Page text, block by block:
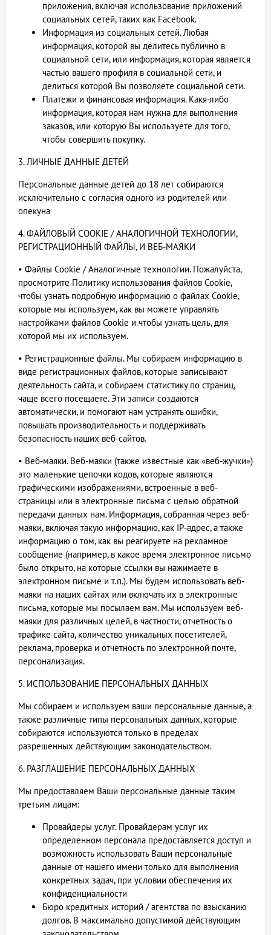
приложения, включая использование приложений
социальных сетей, таких как Facebook.
Информация из социальных сетей. Любая
информация, которой вы делитесь публично в
социальной сети, или информация, которая является
частью вашего профиля в социальной сети, и
делиться которой Вы позволяете социальной сети.
Платежи и финансовая информация. Какя-либо
информация, которая нам нужна для выполнения
заказов, или которую Вы используете для того,
чтобы совершить покупку.
3. ЛИЧНЫЕ ДАННЫЕ ДЕТЕЙ
Персональные данные детей до 18 лет собираются
исключительно с согласия одного из родителей или
опекуна
4. ФАЙЛОВЫЙ COOKIE / АНАЛОГИЧНОЙ ТЕХНОЛОГИИ,
РЕГИСТРАЦИОННЫЙ ФАЙЛЫ, И ВЕБ-МАЯКИ
• Файлы Cookie / Аналогичные технологии. Пожалуйста,
просмотрите Политику использования файлов Cookie,
чтобы узнать подробную информацию о файлах Cookie,
которые мы используем, как вы можете управлять
настройками файлов Cookie и чтобы узнать цель, для
которой мы их используем.
• Регистрационные файлы. Мы собираем информацию в
виде регистрационных файлов, которые записывают
деятельность сайта, и собираем статистику по страниц,
чаще всего посещаете. Эти записи создаются
автоматически, и помогают нам устранять ошибки,
повышать производительность и поддерживать
безопасность наших веб-сайтов.
• Веб-маяки. Веб-маяки (также известные как «веб-жучки»)
это маленькие цепочки кодов, которые являются
графическими изображениями, встроенные в веб-
страницы или в электронные письма с целью обратной
передачи данных нам. Информация, собранная через веб-
маяки, включая такую информацию, как IP-адрес, а также
информацию о том, как вы реагируете на рекламное
сообщение (например, в какое время электронное письмо
было открыто, на которые ссылки вы нажимаете в
электронном письме и т.п.). Мы будем использовать веб-
маяки на наших сайтах или включать их в электронные
письма, которые мы посылаем вам. Мы используем веб-
маяки для различных целей, в частности, отчетность о
трафике сайта, количество уникальных посетителей,
реклама, проверка и отчетность по электронной почте,
персонализация.
5. ИСПОЛЬЗОВАНИЕ ПЕРСОНАЛЬНЫХ ДАННЫХ
Мы собираем и используем ваши персональные данные, а
также различные типы персональных данных, которые
собираются используются только в пределах
разрешенных действующим законодательством.
6. РАЗГЛАШЕНИЕ ПЕРСОНАЛЬНЫХ ДАННЫХ
Мы предоставляем Ваши персональные данные таким
третьим лицам:
Провайдеры услуг. Провайдерам услуг их
определенном персонала предоставляется доступ и
возможность использовать Ваши персональные
данные от нашего имени только для выполнения
конкретных задач, при условии обеспечения их
конфиденциальности
Бюро кредитных историй / агентства по взысканию
долгов. В максимально допустимой действующим